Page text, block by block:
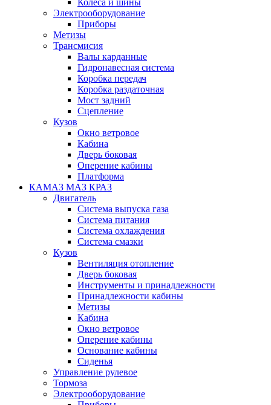
Колеса и шины
Электрооборудование
Приборы
Метизы
Трансмисия
Валы карданные
Гидронавесная система
Коробка передач
Коробка раздаточная
Мост задний
Сцепление
Кузов
Окно ветровое
Кабина
Дверь боковая
Оперение кабины
Платформа
КАМАЗ МАЗ КРАЗ
Двигатель
Система выпуска газа
Система питания
Система охлаждения
Система смазки
Кузов
Вентиляция отопление
Дверь боковая
Инструменты и принадлежности
Принадлежности кабины
Метизы
Кабина
Окно ветровое
Оперение кабины
Основание кабины
Сиденья
Управление рулевое
Тормоза
Электрооборудование